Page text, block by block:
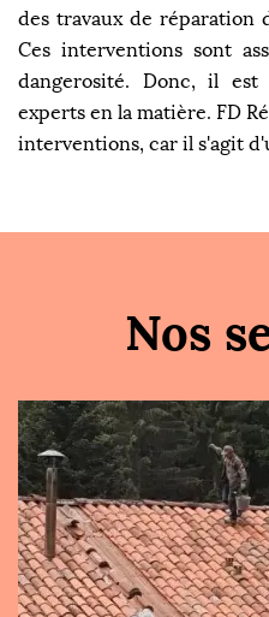
des travaux de réparation
Ces interventions sont
dangerosité. Donc, il
experts en la matière. FD
interventions, car il s'agit
Nos